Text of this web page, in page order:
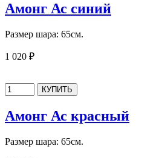
Амонг Ас синий
Размер шара: 65см.
1 020 ₽
Амонг Ас красный
Размер шара: 65см.